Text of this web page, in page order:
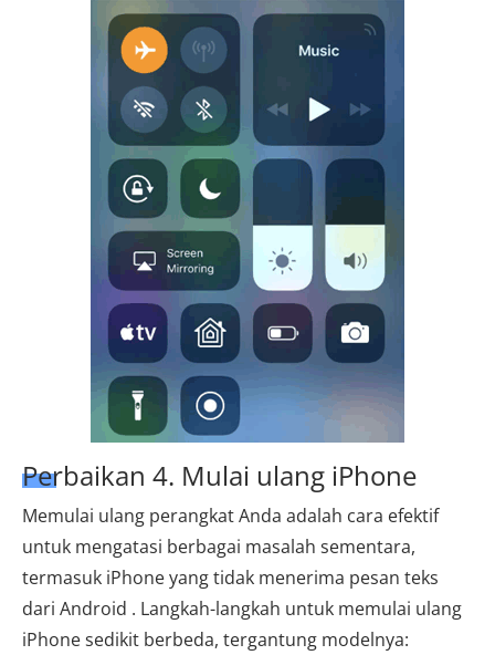
Perbaikan 4. Mulai ulang iPhone
Memulai ulang perangkat Anda adalah cara efektif
untuk mengatasi berbagai masalah sementara,
termasuk iPhone yang tidak menerima pesan teks
dari Android . Langkah-langkah untuk memulai ulang
iPhone sedikit berbeda, tergantung modelnya: